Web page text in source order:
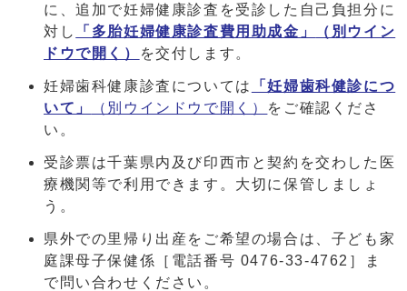
に、追加で妊婦健康診査を受診した自己負担分に
対し
「多胎妊婦健康診査費用助成金」
（別ウイン
ドウで開く）
を交付します。
妊婦歯科健康診査については
「妊婦歯科健診につ
いて」
（別ウインドウで開く） をご確認くださ
い。
受診票は千葉県内及び印西市と契約を交わした医
療機関等で利用できます。大切に保管しましょ
う。
県外での里帰り出産をご希望の場合は、子ども家
庭課母子保健係［電話番号 0476-33-4762］ま
で問い合わせください。